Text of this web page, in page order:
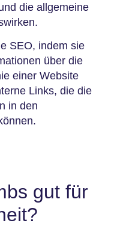
die allgemeine
SEO, indem sie
über die
einer Website
Links, die die
in den
gut für